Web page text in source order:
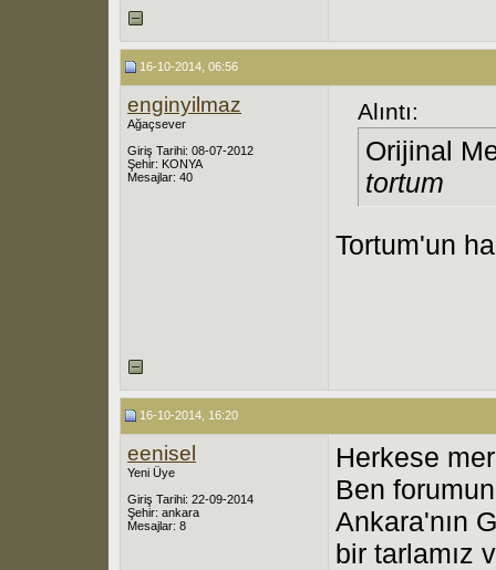
16-10-2014, 06:56
enginyilmaz
Ağaçsever
Giriş Tarihi: 08-07-2012
Şehir: KONYA
Mesajlar: 40
Alıntı:
Orijinal
tortum
Tortum'un
16-10-2014, 16:20
eenisel
Yeni Üye
Giriş Tarihi: 22-09-2014
Şehir: ankara
Mesajlar: 8
Herkese
Ben
Ankara'nın
bir tarlamız